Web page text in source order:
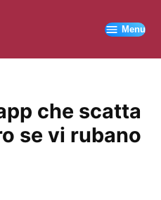
Menu
che scatta
se vi rubano